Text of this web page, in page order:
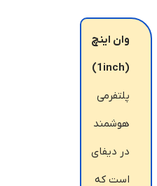
وان اینچ
(1inch)
پلتفرمی
هوشمند
در دیفای
است که